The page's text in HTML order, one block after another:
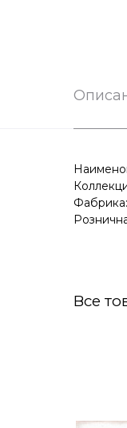
Все